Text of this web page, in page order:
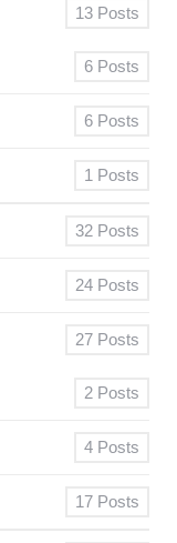
13 Posts
6 Posts
6 Posts
1 Posts
32 Posts
24 Posts
27 Posts
2 Posts
4 Posts
17 Posts